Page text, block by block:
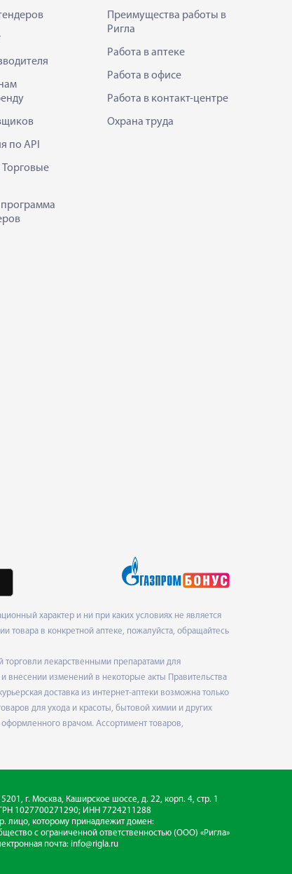
по API
программа
Преимущества работы в
Ригла
Работа в аптеке
Работа в офисе
Работа в контакт-центре
Охрана труда
характер и ни при каких условиях не является
в конкретной аптеке, пожалуйста, обращайтесь
лекарственными препаратами для
внесении изменений в некоторые акты Правительства
доставка из интернет-аптеки возможна только
для ухода и красоты, бытовой химии и других
врачом. Ассортимент товаров,
г. Москва, Каширское шоссе, д. 22, корп. 4, стр. 1
1027700271290; ИНН 7724211288
лицо, которому принадлежит домен:
с ограниченной ответственностью (ООО) «Ригла»
почта: info@rigla.ru